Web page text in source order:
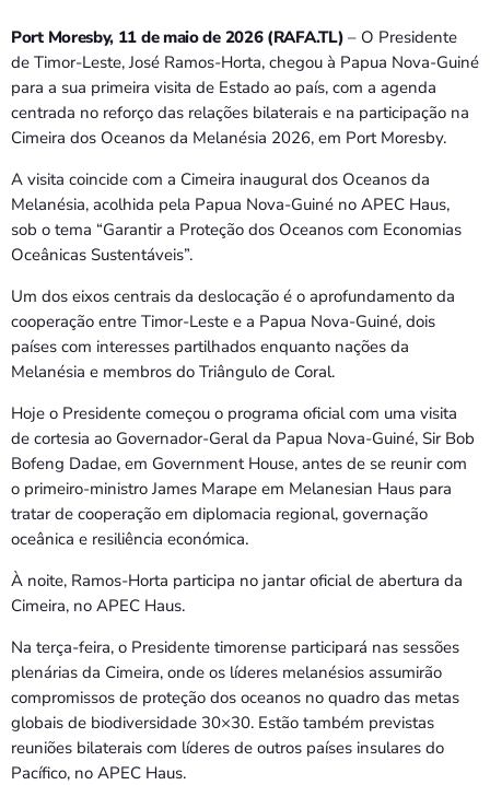
Port Moresby, 11 de maio de 2026 (RAFA.TL) – O Presidente
de Timor-Leste, José Ramos-Horta, chegou à Papua Nova-Guiné
para a sua primeira visita de Estado ao país, com a agenda
centrada no reforço das relações bilaterais e na participação na
Cimeira dos Oceanos da Melanésia 2026, em Port Moresby.
A visita coincide com a Cimeira inaugural dos Oceanos da
Melanésia, acolhida pela Papua Nova-Guiné no APEC Haus,
sob o tema “Garantir a Proteção dos Oceanos com Economias
Oceânicas Sustentáveis”.
Um dos eixos centrais da deslocação é o aprofundamento da
cooperação entre Timor-Leste e a Papua Nova-Guiné, dois
países com interesses partilhados enquanto nações da
Melanésia e membros do Triângulo de Coral.
Hoje o Presidente começou o programa oficial com uma visita
de cortesia ao Governador-Geral da Papua Nova-Guiné, Sir Bob
Bofeng Dadae, em Government House, antes de se reunir com
o primeiro-ministro James Marape em Melanesian Haus para
tratar de cooperação em diplomacia regional, governação
oceânica e resiliência económica.
À noite, Ramos-Horta participa no jantar oficial de abertura da
Cimeira, no APEC Haus.
Na terça-feira, o Presidente timorense participará nas sessões
plenárias da Cimeira, onde os líderes melanésios assumirão
compromissos de proteção dos oceanos no quadro das metas
globais de biodiversidade 30×30. Estão também previstas
reuniões bilaterais com líderes de outros países insulares do
Pacífico, no APEC Haus.